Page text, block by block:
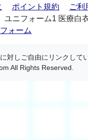
ポイント規約
ご利
ニフォーム1 医療白
ォーム
対しご自由にリンクして
All Rights Reserved.